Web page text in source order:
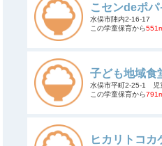
こセンdeポパ
水俣市陣内2-16-17
この学童保育から
子ども地域食
水俣市平町2-25-1 児
この学童保育から
ヒカリトコカ